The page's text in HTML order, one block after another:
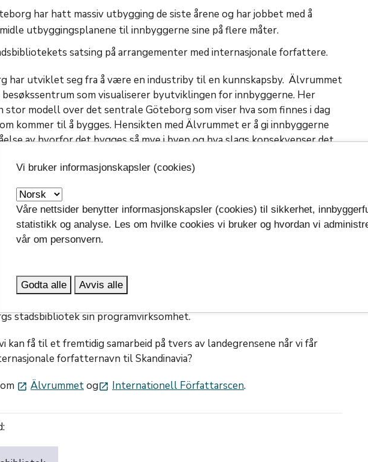
har hatt massiv utbygging de siste årene og har jobbet med å
utbyggingsplanene til innbyggerne sine på flere måter.
satsing på arrangementer med internasjonale forfattere.
har utviklet seg fra å være en industriby til en kunnskapsby. Älvrummet
som visualiserer byutviklingen for innbyggerne. Her
stor modell over det sentrale Göteborg som viser hva som finnes i dag
kommer til å bygges. Hensikten med Älvrummet er å gi innbyggerne
av hvorfor det bygges så mye i byen og hva slags konsekvenser det
som bor og jobber der.
kan delta på forelesninger, arrangementer, guidede visninger,
av forslag og planer samt informasjon om den pågående byutviklingen i
innerste del.
stadsbibliotek fikk vi en god gjennomgang av deres arbeid med den
forfatterscenen ved biblioteket. Internationell författarscen i
startet i 2010 og er en scene for kvalifiserte samtaler mellom
forfattere og svenske kulturpersonligheter der det er litteraturen
i fokus. Scenen preges av høy litterær kvalitet på ulike språk fra
til arrangement. Den internasjonale forfatterscenen er en del av
stadsbibliotek sin programvirksomhet.
kan få til et fremtidig samarbeid på tvers av landegrensene når vi får
forfatternavn til Skandinavia?
launch Älvrummetoglaunch Internationell Författarscen.
Vi bruker informasjonskapsler (cookies)
Våre nettsider benytter informasjonskapsler (cookies) til sikkerhet,
statistikk og analyse. Les om hvilke cookies vi bruker og hvordan vi
vår om personvern.
Godta alle Avvis alle